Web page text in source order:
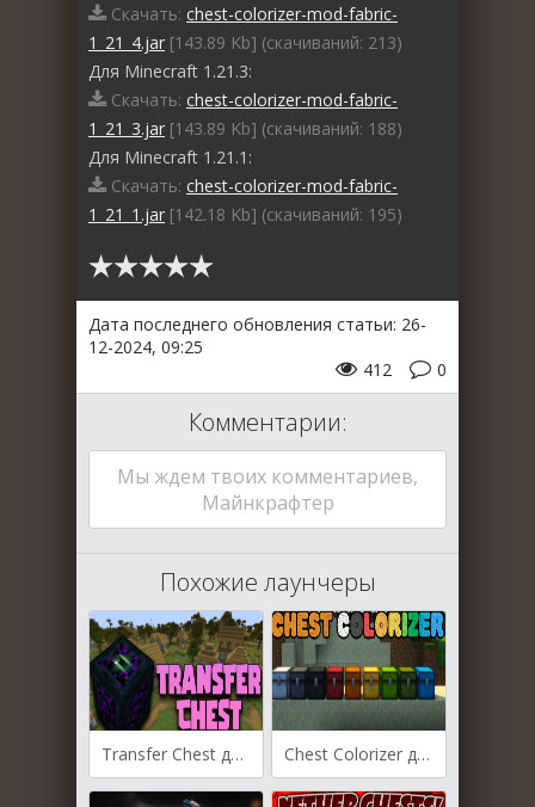
Скачать: chest-colorizer-mod-fabric-
1_21_4.jar [143.89 Kb] (cкачиваний: 213)
Для Minecraft 1.21.3:
Скачать: chest-colorizer-mod-fabric-
1_21_3.jar [143.89 Kb] (cкачиваний: 188)
Для Minecraft 1.21.1:
Скачать: chest-colorizer-mod-fabric-
1_21_1.jar [142.18 Kb] (cкачиваний: 195)
Дата последнего обновления статьи: 26-
12-2024, 09:25
0
412
Комментарии:
Мы ждем твоих комментариев,
Майнкрафтер
Похожие лаунчеры
Transfer Chest для Майнкрафт [1.20.6, 1.20.1, 1.19.4] Chest Colorizer для Майнкрафт [1.20.4, 1.20.3, 1.20.2]